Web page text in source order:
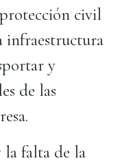
civil
infraestructura
y
de las
la falta de la